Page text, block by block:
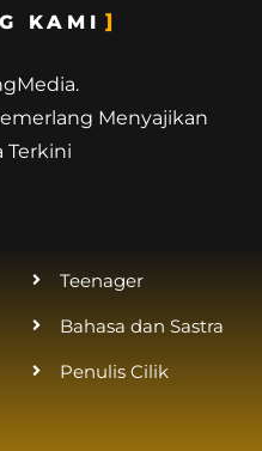
KAMI
Menyajikan
Terkini
Teenager
Bahasa dan Sastra
Penulis Cilik